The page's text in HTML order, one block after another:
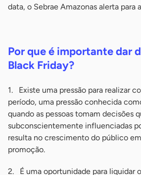
data, o Sebrae Amazonas alerta para
Por que é importante dar
Black Friday?
1. Existe uma pressão para realizar
período, uma pressão conhecida
quando as pessoas tomam decisões
subconscientemente influenciadas
resulta no crescimento do público
promoção.
2. É uma oportunidade para liquidar